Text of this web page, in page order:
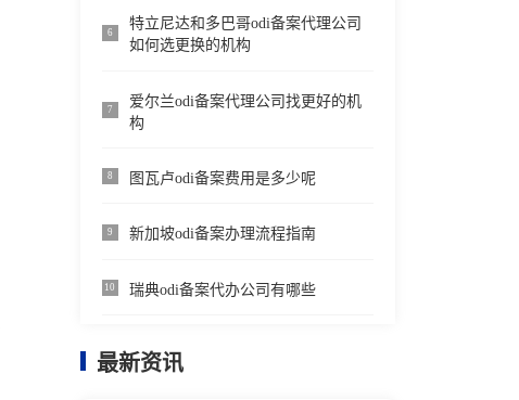
6
特立尼达和多巴哥odi备案代理公司
如何选更换的机构
7
爱尔兰odi备案代理公司找更好的机
构
8 图瓦卢odi备案费用是多少呢
9 新加坡odi备案办理流程指南
10 瑞典odi备案代办公司有哪些
最新资讯